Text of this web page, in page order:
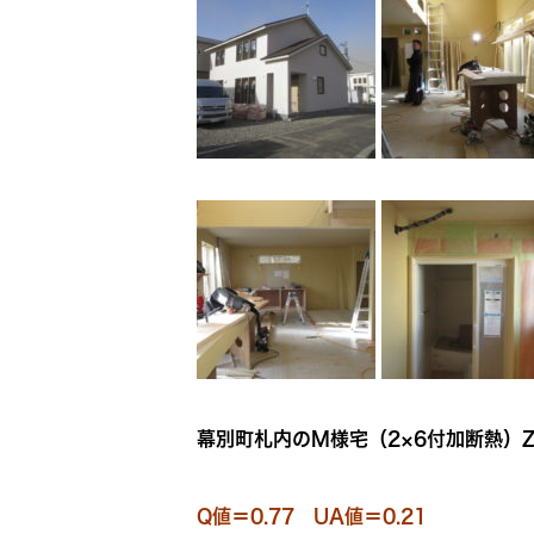
幕別町札内のM様宅（2×6付加断熱）
Q値＝0.77 UA値＝0.21